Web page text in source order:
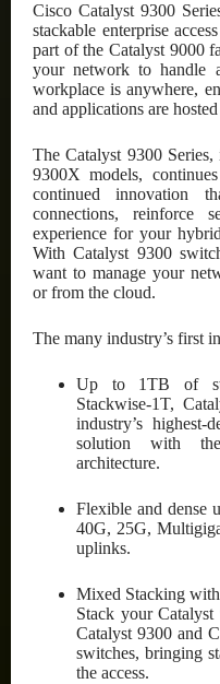
Cisco Catalyst 9300
stackable enterprise
part of the Catalyst 9000
your network to handle
workplace is anywhere,
and applications are
The Catalyst 9300
9300X models,
continued innovation
connections, reinforce
experience for your
With Catalyst 9300
want to manage your
or from the cloud.
The many industry’s first
Up to 1TB of
Stackwise-1T,
industry’s highest-
solution with
architecture.
Flexible and dense
40G, 25G,
uplinks.
Mixed Stacking
Stack your
Catalyst 9300 and
switches, bringing
the access.